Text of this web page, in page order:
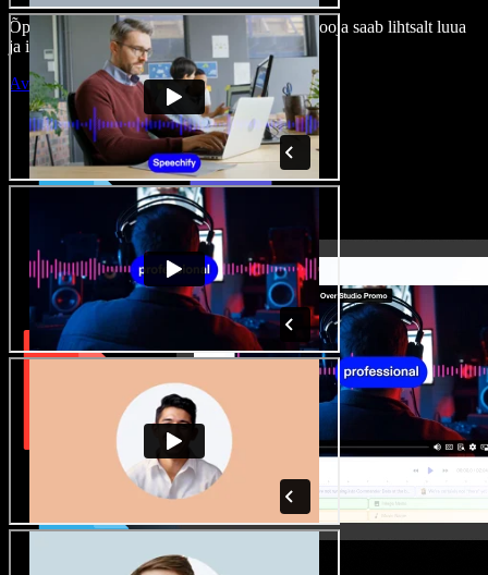
Õppimiskõver puudub, kõik töötab veebis – looja saab lihtsalt luua
ja ideed kiiresti ellu viia.
Ava Studio